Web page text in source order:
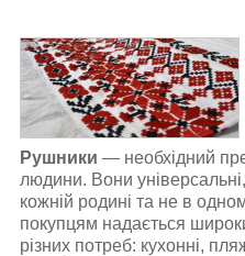
Рушники — необхідний
людини. Вони
кожній родині та не в
покупцям надається
різних потреб: кухонні,